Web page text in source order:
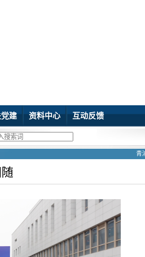
建 资料中心 互动反馈
青